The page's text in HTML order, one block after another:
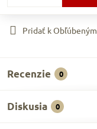
Pridať k Obľúbeným
Recenzie 0
Diskusia 0